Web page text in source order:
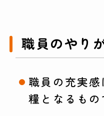
職員のやり
職員の充実
糧となるもの